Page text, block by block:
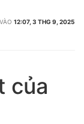
12:07, 3 THG 9, 2025
của